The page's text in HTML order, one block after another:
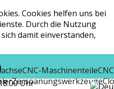
Cookies helfen uns bei
Durch die Nutzung
damit einverstanden,
CNC-Maschinenteile
Zerspanungswerkzeuge
Uhr